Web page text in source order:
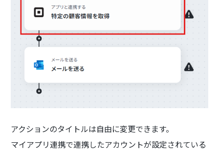
アクションのタイトルは自由に変更できます。
マイアプリ連携で連携したアカウントが設定されている